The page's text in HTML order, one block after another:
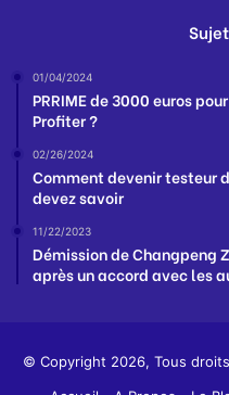
01/04/2024
PRRIME de 3000 euros
Profiter ?
02/26/2024
Comment devenir testeur
devez savoir
11/22/2023
Démission de Changpeng
après un accord avec les
© Copyright 2026, Tous